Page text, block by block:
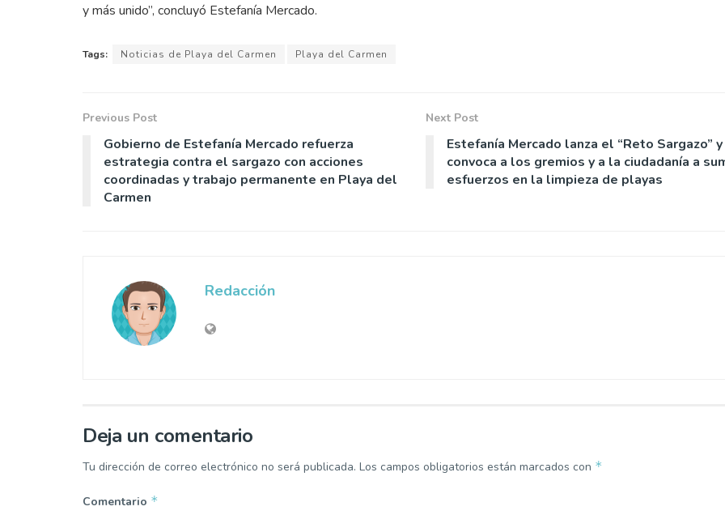
y más unido”, concluyó Estefanía Mercado.
Tags: Noticias de Playa del Carmen Playa del Carmen
Previous Post
Gobierno de Estefanía Mercado refuerza
estrategia contra el sargazo con acciones
coordinadas y trabajo permanente en Playa del
Carmen
Next Post
Estefanía Mercado lanza el “Reto Sargazo” y
convoca a los gremios y a la ciudadanía a
esfuerzos en la limpieza de playas
Redacción
Deja un comentario
Tu dirección de correo electrónico no será publicada. Los campos obligatorios están marcados con *
Comentario *